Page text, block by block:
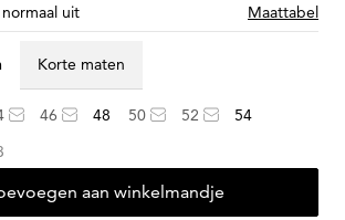
uit Maattabel
Korte maten
46 48 50 52
54
aan winkelmandje